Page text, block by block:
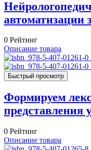
автоматизации
0 Рейтинг
Описание товара
Быстрый просмотр
Формируем
представления
0 Рейтинг
Описание товара